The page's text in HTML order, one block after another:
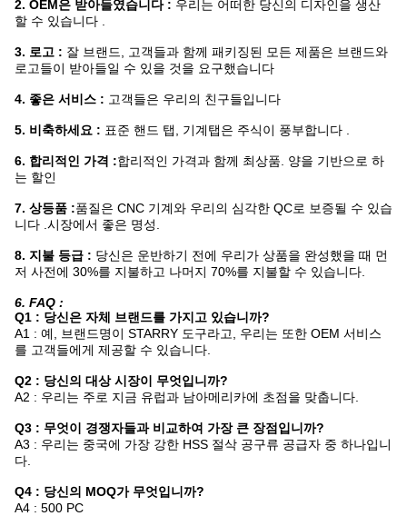
2. OEM은 받아들였습니다 : 우리는 어떠한 당신의 디자인을 생산
할 수 있습니다 .
3. 로고 : 잘 브랜드, 고객들과 함께 패키징된 모든 제품은 브랜드와
로고들이 받아들일 수 있을 것을 요구했습니다
4. 좋은 서비스 : 고객들은 우리의 친구들입니다
5. 비축하세요 : 표준 핸드 탭, 기계탭은 주식이 풍부합니다 .
6. 합리적인 가격 :합리적인 가격과 함께 최상품. 양을 기반으로 하
는 할인
7. 상등품 :품질은 CNC 기계와 우리의 심각한 QC로 보증될 수 있습
니다 .시장에서 좋은 명성.
8. 지불 등급 : 당신은 운반하기 전에 우리가 상품을 완성했을 때 먼
저 사전에 30%를 지불하고 나머지 70%를 지불할 수 있습니다.
6. FAQ :
Q1 : 당신은 자체 브랜드를 가지고 있습니까?
A1 : 예, 브랜드명이 STARRY 도구라고, 우리는 또한 OEM 서비스
를 고객들에게 제공할 수 있습니다.
Q2 : 당신의 대상 시장이 무엇입니까?
A2 : 우리는 주로 지금 유럽과 남아메리카에 초점을 맞춥니다.
Q3 : 무엇이 경쟁자들과 비교하여 가장 큰 장점입니까?
A3 : 우리는 중국에 가장 강한 HSS 절삭 공구류 공급자 중 하나입니
다.
Q4 : 당신의 MOQ가 무엇입니까?
A4 : 500 PC